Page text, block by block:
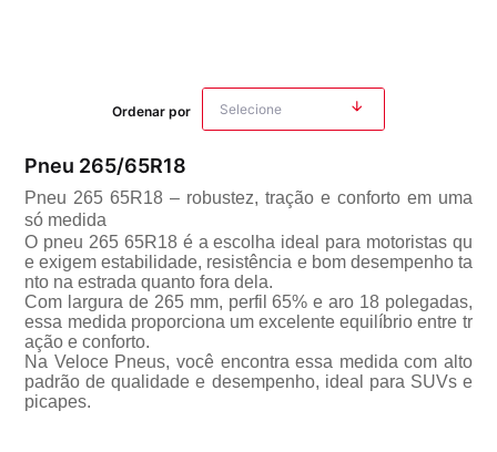
Ordenar por
Pneu 265/65R18
Pneu 265 65R18 – robustez, tração e conforto em uma
só medida
O pneu 265 65R18 é a escolha ideal para motoristas qu
e exigem estabilidade, resistência e bom desempenho ta
nto na estrada quanto fora dela.
Com largura de 265 mm, perfil 65% e aro 18 polegadas,
essa medida proporciona um excelente equilíbrio entre tr
ação e conforto.
Na Veloce Pneus, você encontra essa medida com alto
padrão de qualidade e desempenho, ideal para SUVs e
picapes.